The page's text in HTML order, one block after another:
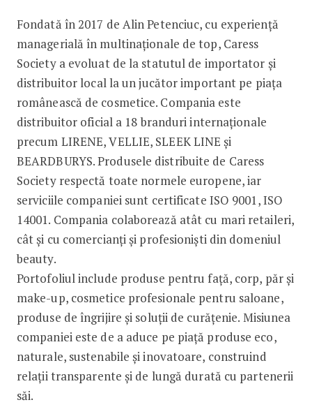
Fondată în 2017 de Alin Petenciuc, cu experiență
managerială în multinaționale de top, Caress
Society a evoluat de la statutul de importator și
distribuitor local la un jucător important pe piața
românească de cosmetice. Compania este
distribuitor oficial a 18 branduri internaționale
precum LIRENE, VELLIE, SLEEK LINE și
BEARDBURYS. Produsele distribuite de Caress
Society respectă toate normele europene, iar
serviciile companiei sunt certificate ISO 9001, ISO
14001. Compania colaborează atât cu mari retaileri,
cât și cu comercianți și profesioniști din domeniul
beauty.
Portofoliul include produse pentru față, corp, păr și
make-up, cosmetice profesionale pentru saloane,
produse de îngrijire și soluții de curățenie. Misiunea
companiei este de a aduce pe piață produse eco,
naturale, sustenabile și inovatoare, construind
relații transparente și de lungă durată cu partenerii
săi.